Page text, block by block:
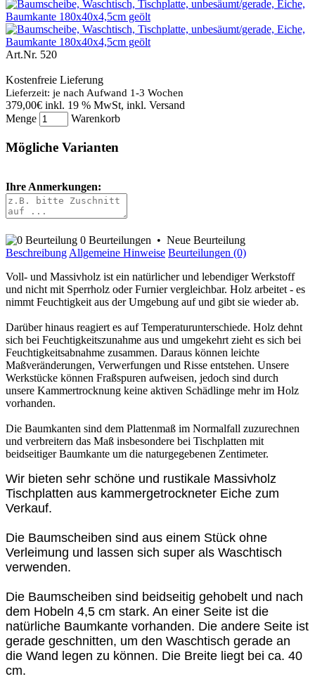
Art.Nr. 520
Kostenfreie Lieferung
Lieferzeit: je nach Aufwand 1-3 Wochen
379,00€ inkl. 19 % MwSt, inkl. Versand
Menge
Warenkorb
Mögliche Varianten
Ihre Anmerkungen:
0 Beurteilungen • Neue Beurteilung
Beschreibung Allgemeine Hinweise Beurteilungen (0)
Voll- und Massivholz ist ein natürlicher und lebendiger Werkstoff
und nicht mit Sperrholz oder Furnier vergleichbar. Holz arbeitet - es
nimmt Feuchtigkeit aus der Umgebung auf und gibt sie wieder ab.
Darüber hinaus reagiert es auf Temperaturunterschiede. Holz dehnt
sich bei Feuchtigkeitszunahme aus und umgekehrt zieht es sich bei
Feuchtigkeitsabnahme zusammen. Daraus können leichte
Maßveränderungen, Verwerfungen und Risse entstehen. Unsere
Werkstücke können Fraßspuren aufweisen, jedoch sind durch
unsere Kammertrocknung keine aktiven Schädlinge mehr im Holz
vorhanden.
Die Baumkanten sind dem Plattenmaß im Normalfall zuzurechnen
und verbreitern das Maß insbesondere bei Tischplatten mit
beidseitiger Baumkante um die naturgegebenen Zentimeter.
Wir bieten sehr schöne und rustikale Massivholz
Tischplatten aus kammergetrockneter Eiche zum
Verkauf.
Die Baumscheiben sind aus einem Stück ohne
Verleimung und lassen sich super als Waschtisch
verwenden.
Die Baumscheiben sind beidseitig gehobelt und nach
dem Hobeln 4,5 cm stark. An einer Seite ist die
natürliche Baumkante vorhanden. Die andere Seite ist
gerade geschnitten, um den Waschtisch gerade an
die Wand legen zu können. Die Breite liegt bei ca. 40
cm.